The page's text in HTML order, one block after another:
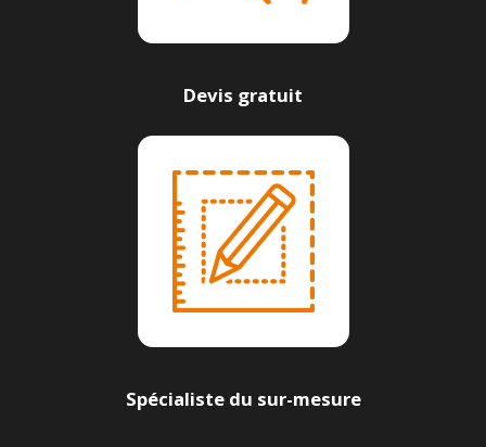
Devis gratuit
Spécialiste du sur-mesure